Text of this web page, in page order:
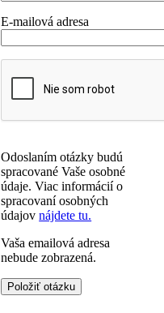
E-mailová adresa
Odoslaním otázky budú
spracované Vaše osobné
údaje. Viac informácií o
spracovaní osobných
údajovnájdete tu.
Vaša emailová adresa
nebude zobrazená.